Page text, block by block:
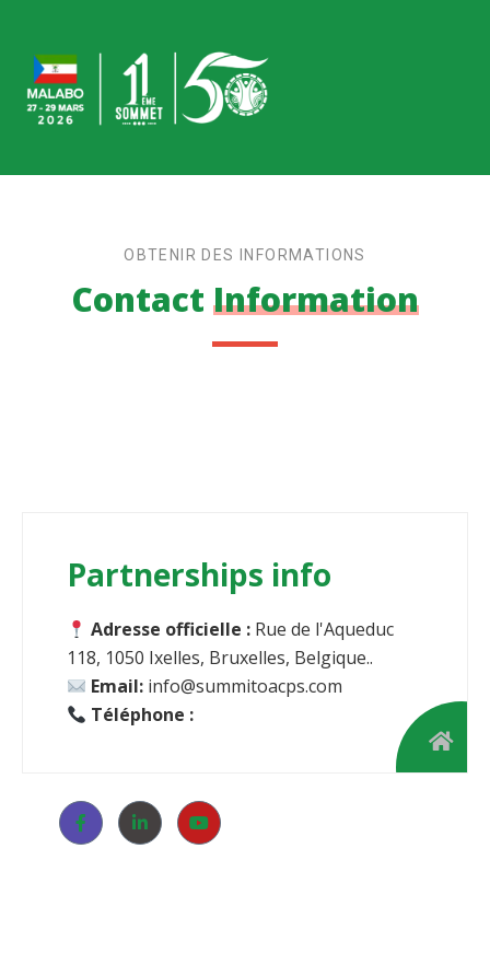
OBTENIR DES INFORMATIONS
Contact Information
Partnerships info
Adresse officielle : Rue de l'Aqueduc
118, 1050 Ixelles, Bruxelles, Belgique..
Email: info@summitoacps.com
Téléphone :